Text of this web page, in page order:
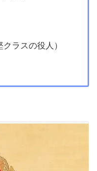
ラスの役人）